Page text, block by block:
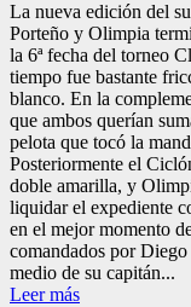
La nueva edición del
Porteño y Olimpia
la 6ª fecha del torneo
tiempo fue bastante
blanco. En la
que ambos querían
pelota que tocó la
Posteriormente el
doble amarilla, y
liquidar el expediente
en el mejor momento
comandados por
medio de su capitán...
Leer más